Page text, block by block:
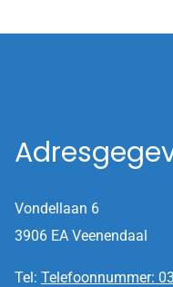
Vondellaan 6
3906 EA Veenendaal
Tel: Telefoonnummer: